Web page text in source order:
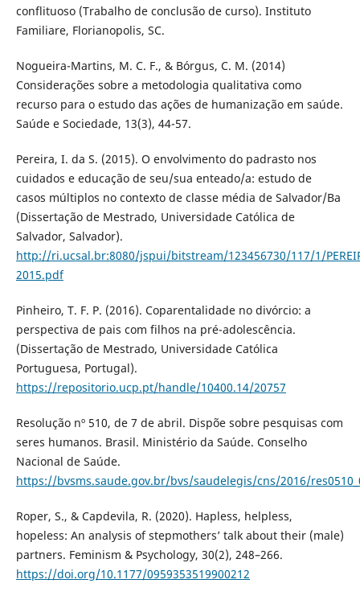
conflituoso (Trabalho de conclusão de curso). Instituto
Familiare, Florianopolis, SC.
Nogueira-Martins, M. C. F., & Bórgus, C. M. (2014)
Considerações sobre a metodologia qualitativa como
recurso para o estudo das ações de humanização em saúde.
Saúde e Sociedade, 13(3), 44-57.
Pereira, I. da S. (2015). O envolvimento do padrasto nos
cuidados e educação de seu/sua enteado/a: estudo de
casos múltiplos no contexto de classe média de Salvador/Ba
(Dissertação de Mestrado, Universidade Católica de
Salvador, Salvador).
http://ri.ucsal.br:8080/jspui/bitstream/123456730/117/1/
2015.pdf
Pinheiro, T. F. P. (2016). Coparentalidade no divórcio: a
perspectiva de pais com filhos na pré-adolescência.
(Dissertação de Mestrado, Universidade Católica
Portuguesa, Portugal).
https://repositorio.ucp.pt/handle/10400.14/20757
Resolução nº 510, de 7 de abril. Dispõe sobre pesquisas com
seres humanos. Brasil. Ministério da Saúde. Conselho
Nacional de Saúde.
https://bvsms.saude.gov.br/bvs/saudelegis/cns/2016/
Roper, S., & Capdevila, R. (2020). Hapless, helpless,
hopeless: An analysis of stepmothers’ talk about their (male)
partners. Feminism & Psychology, 30(2), 248–266.
https://doi.org/10.1177/0959353519900212